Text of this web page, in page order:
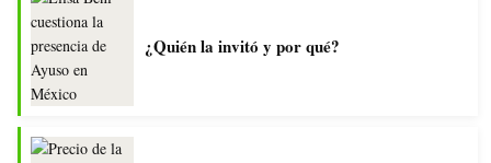
¿Quién la invitó y por qué?